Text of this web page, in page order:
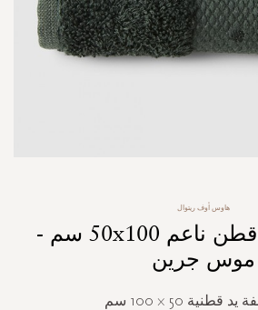
هاوس أوف ريتوال
منشفة يدين قطن ناعم 50x100 سم -
موس جرين